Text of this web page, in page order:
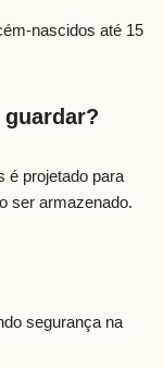
nascidos até 15
é projetado para
ser armazenado.
segurança na